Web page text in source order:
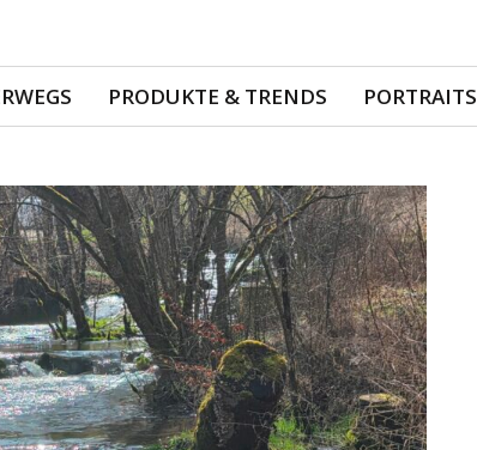
PRODUKTE & TRENDS PORTRAITS